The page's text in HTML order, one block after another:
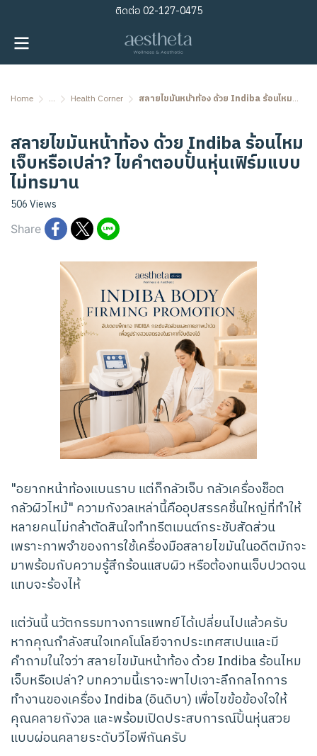
ติดต่อ02-127-0475
Home ... Health Corner สลายไขมันหน้าท้อง ด้วย Indiba ร้อนไหม เจ็บหรือเปล่า? ไขคำตอบปั้นหุ่นเฟิร์มแบบไม่ทรมาน
สลายไขมันหน้าท้อง ด้วย Indiba ร้อนไหม
เจ็บหรือเปล่า? ไขคำตอบปั้นหุ่นเฟิร์มแบบ
ไม่ทรมาน
506 Views
Share
"อยากหน้าท้องแบนราบ แต่ก็กลัวเจ็บ กลัวเครื่องช็อต
กลัวผิวไหม้" ความกังวลเหล่านี้คืออุปสรรคชิ้นใหญ่ที่ทำให้
หลายคนไม่กล้าตัดสินใจทำทรีตเมนต์กระชับสัดส่วน
เพราะภาพจำของการใช้เครื่องมือสลายไขมันในอดีตมักจะ
มาพร้อมกับความรู้สึกร้อนแสบผิว หรือต้องทนเจ็บปวดจน
แทบจะร้องไห้
แต่วันนี้ นวัตกรรมทางการแพทย์ได้เปลี่ยนไปแล้วครับ
หากคุณกำลังสนใจเทคโนโลยีจากประเทศสเปนและมี
คำถามในใจว่า สลายไขมันหน้าท้อง ด้วย Indiba ร้อนไหม
เจ็บหรือเปล่า? บทความนี้เราจะพาไปเจาะลึกกลไกการ
ทำงานของเครื่อง Indiba (อินดิบา) เพื่อไขข้อข้องใจให้
คุณคลายกังวล และพร้อมเปิดประสบการณ์ปั้นหุ่นสวย
แบบผ่อนคลายระดับวีไอพีกันครับ